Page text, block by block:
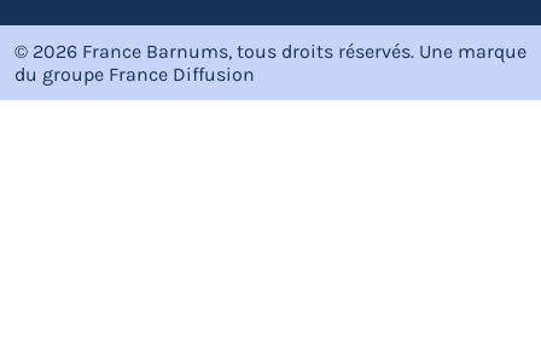
© 2026 France Barnums, tous droits réservés. Une marque
du groupe France Diffusion